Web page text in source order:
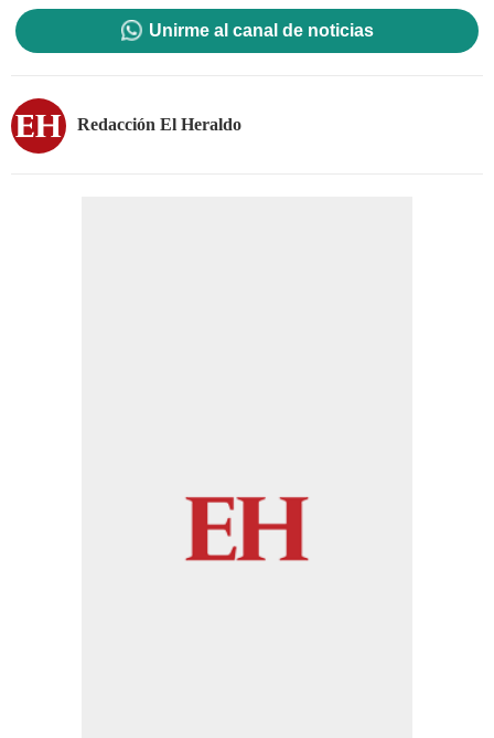
Unirme al canal de noticias
Redacción El Heraldo